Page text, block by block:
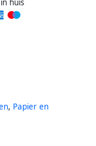
huis
, Papier en